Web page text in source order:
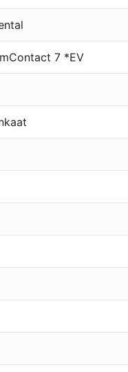
7 *EV